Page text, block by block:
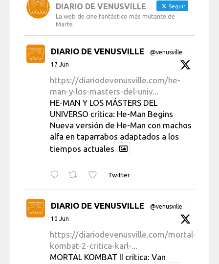
DIARIO DE VENUSVILLE Seguir
La web de cine fantástico más mutante de
Marte
DIARIO DE VENUSVILLE @venusville
·
17 Jun
https://diariodevenusville.com/he-
man-y-los-masters-del-univ...
HE-MAN Y LOS MÁSTERS DEL
UNIVERSO crítica: He-Man Begins
Nueva versión de He-Man con machos
alfa en taparrabos adaptados a los
tiempos actuales
Twitter
DIARIO DE VENUSVILLE @venusville
·
10 Jun
https://diariodevenusville.com/mortal-
kombat-2-critica-karl-...
MORTAL KOMBAT II crítica: Van